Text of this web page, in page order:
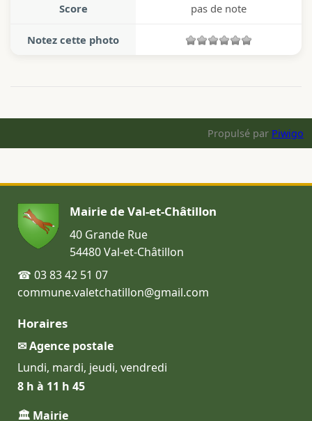
Score pas de note
Notez cette photo
Propulsé par Piwigo
Mairie de Val-et-Châtillon
40 Grande Rue
54480 Val-et-Châtillon
☎ 03 83 42 51 07
commune.valetchatillon@gmail.com
Horaires
✉ Agence postale
Lundi, mardi, jeudi, vendredi
8 h à 11 h 45
🏛 Mairie